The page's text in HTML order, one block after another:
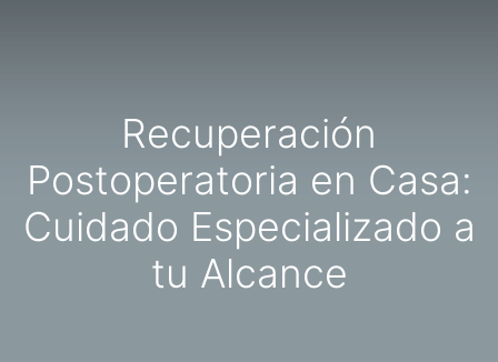
Recuperación
Postoperatoria en Casa:
Cuidado Especializado a
tu Alcance